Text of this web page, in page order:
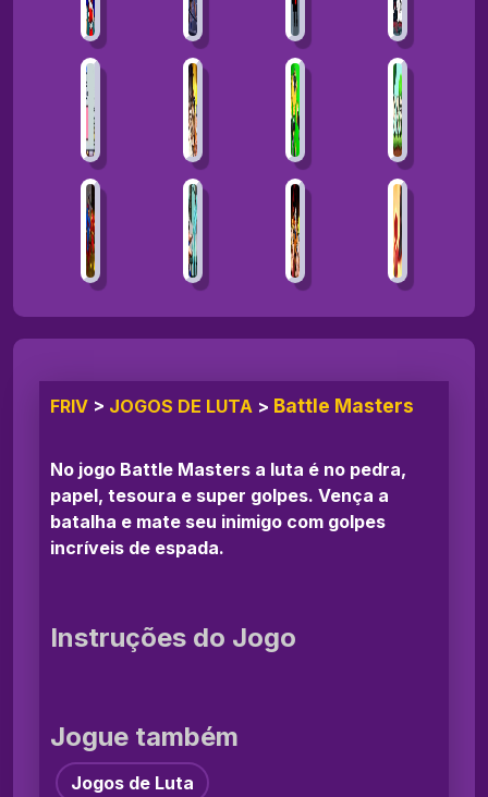
FRIV > JOGOS DE LUTA > Battle Masters
No jogo Battle Masters a luta é no pedra,
papel, tesoura e super golpes. Vença a
batalha e mate seu inimigo com golpes
incríveis de espada.
Instruções do Jogo
Jogue também
Jogos de Luta